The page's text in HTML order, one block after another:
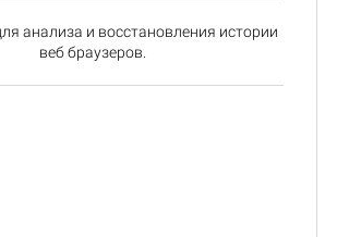
анализа и восстановления истории
веб браузеров.